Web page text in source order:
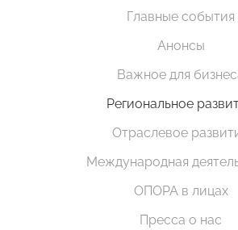
Главные события
Анонсы
Важное для
Региональное
Отраслевое
Международная
ОПОРА в лицах
Пресса о нас